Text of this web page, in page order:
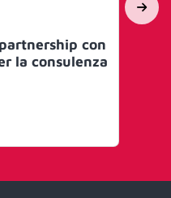
con
la consulenza